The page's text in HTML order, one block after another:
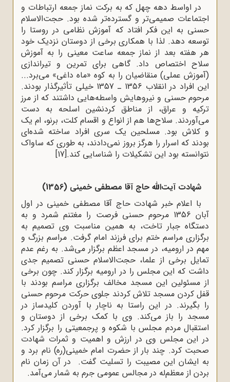
در اواسط دهه‌ چهل که به برکت نماز جمعه ارتباطات و
اجتماعات صمیمى‌تر و گسترده‌تر شده بود. حجت‌الاسلام
حسنی به این فکر افتاد که آموزش نظامی در روستا را
توسعه دهد. لذا با همکارى برخى از دوستان نزدیک خود
هر هفته بعد از نماز جمعه ساعت معینى را به آموزش
سلاح اختصاص داد. گاهى براى تمرین و تیراندازى
(آموزش عملى) منقاضیان را به کوه «ماه داغى» مى‌برد...
این‌ افراد در انقلاب 1356 ـ 1357 خیلى تأثیرگذار بودند.
مرحوم حسنی و نیروهایش واسطه‌هایى داشتند که از مرز
ترکیه و عراق، از مناطق کردنشین اسلحه به دست
مى‌آوردند. سلاح‌ها هم از انواع و اقسام کلت، برنو، ام یک
و کلاش بود. مسلحین یک سرى افراد ساخته شده‌اى
بودند که اسرار را هرگز بروز نمى‌دادند، به طورى که ساواک
نتوانسته بود این تشکیلات را شناسایی کند.[17]
شهادت آیت‌الله حاج آقا مصطفى خمینی (1356)
با اعلام خبر شهادت حاج آقا مصطفى خمینى در اول
آبان 1356 مرحوم حسنی فرصت را مغتنم شمرد و به
دستگاه جبار تاخت، به همین مناسبت وی تصمیم به
برگزاری مراسم ختم برای فرزند امام گرفت. مراسم بزرگ و
مهم در ارومیه، در مسجد اعظم برگزار مى‌شد. به رغم عدم
تمایل برخی از علما، حجت‌الاسلام حسنی تصمیم جدى
داشت که این مجلس را در ارومیه برگزار کند. چون برخی
از مسئولین این مسجد مخالف برگزاری مراسم بودند با
قفل کردن مسجد تلاش کردند جلوی حرکت مرحوم حسنی
را بگیرند. در این راستا به ناچار با آوردن کلیدساز در
مسجد را باز می‌کند. وی با کمک برخی از دوستان و
استقبال مردم مجلس با شکوه و پرجمعیتی را برگزار کرد.
در این مجلس وی در ارزش و اهمیت و ثمرات شهادت
صحبت کرد. چند بار از حضرت امام خمینى(ره) نام ‌برد و
به ایشان این مصیبت را تسلیت گفت. در آن زمان نام
بردن از معظم‌له در مجالس عمومى جرم به شمار مى‌آمد.